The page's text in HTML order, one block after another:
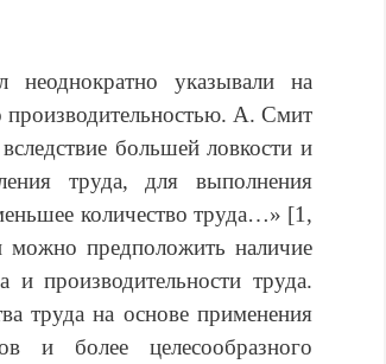
неоднократно указывали на
А. Смит
большей ловкости и
труда, для выполнения
количество труда…» [1,
предположить наличие
и производительности труда.
труда на основе применения
и более целесообразного